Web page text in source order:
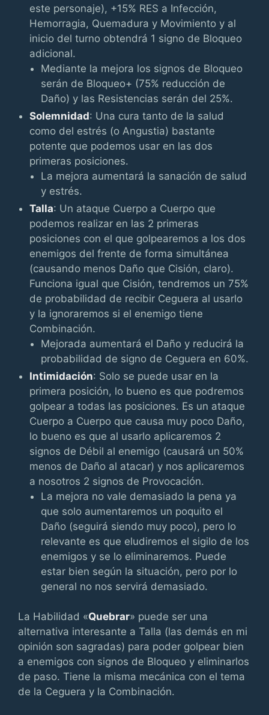
este personaje), +15% RES a Infección,
Hemorragia, Quemadura y Movimiento y al
inicio del turno obtendrá 1 signo de Bloqueo
adicional.
Mediante la mejora los signos de Bloqueo
serán de Bloqueo+ (75% reducción de
Daño) y las Resistencias serán del 25%.
Solemnidad: Una cura tanto de la salud
como del estrés (o Angustia) bastante
potente que podemos usar en las dos
primeras posiciones.
La mejora aumentará la sanación de salud
y estrés.
Talla: Un ataque Cuerpo a Cuerpo que
podemos realizar en las 2 primeras
posiciones con el que golpearemos a los dos
enemigos del frente de forma simultánea
(causando menos Daño que Cisión, claro).
Funciona igual que Cisión, tendremos un 75%
de probabilidad de recibir Ceguera al usarlo
y la ignoraremos si el enemigo tiene
Combinación.
Mejorada aumentará el Daño y reducirá la
probabilidad de signo de Ceguera en 60%.
Intimidación: Solo se puede usar en la
primera posición, lo bueno es que podremos
golpear a todas las posiciones. Es un ataque
Cuerpo a Cuerpo que causa muy poco Daño,
lo bueno es que al usarlo aplicaremos 2
signos de Débil al enemigo (causará un 50%
menos de Daño al atacar) y nos aplicaremos
a nosotros 2 signos de Provocación.
La mejora no vale demasiado la pena ya
que solo aumentaremos un poquito el
Daño (seguirá siendo muy poco), pero lo
relevante es que eludiremos el sigilo de los
enemigos y se lo eliminaremos. Puede
estar bien según la situación, pero por lo
general no nos servirá demasiado.
La Habilidad «Quebrar» puede ser una
alternativa interesante a Talla (las demás en mi
opinión son sagradas) para poder golpear bien
a enemigos con signos de Bloqueo y eliminarlos
de paso. Tiene la misma mecánica con el tema
de la Ceguera y la Combinación.